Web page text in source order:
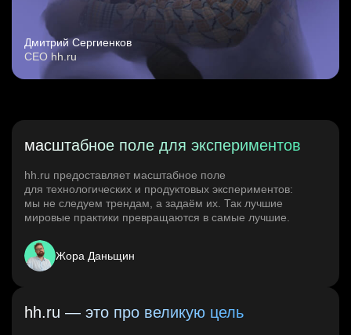
Дмитрий Сергиенков
CEO hh.ru
масштабное поле для экспериментов
hh.ru предоставляет масштабное поле
для технологических и продуктовых экспериментов:
мы не следуем трендам, а задаём их. Так лучшие
мировые практики превращаются в самые лучшие.
Жора Даньщин
hh.ru — это про великую цель